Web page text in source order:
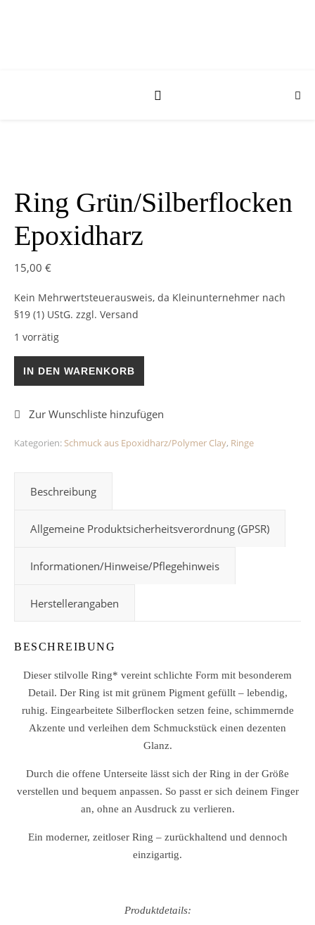
Ring Grün/Silberflocken
Epoxidharz
15,00 €
Kein Mehrwertsteuerausweis, da Kleinunternehmer nach
§19 (1) UStG. zzgl. Versand
1 vorrätig
Ring Grün/Silberflocken Epoxidharz Menge
IN DEN WARENKORB
Kategorien: Schmuck aus Epoxidharz/Polymer Clay, Ringe
Beschreibung
Allgemeine Produktsicherheitsverordnung (GPSR)
Informationen/Hinweise/Pflegehinweis
Herstellerangaben
BESCHREIBUNG
Dieser stilvolle Ring* vereint schlichte Form mit besonderem
Detail. Der Ring ist mit grünem Pigment gefüllt – lebendig,
ruhig. Eingearbeitete Silberflocken setzen feine, schimmernde
Akzente und verleihen dem Schmuckstück einen dezenten
Glanz.
Durch die offene Unterseite lässt sich der Ring in der Größe
verstellen und bequem anpassen. So passt er sich deinem Finger
an, ohne an Ausdruck zu verlieren.
Ein moderner, zeitloser Ring – zurückhaltend und dennoch
einzigartig.
Produktdetails: